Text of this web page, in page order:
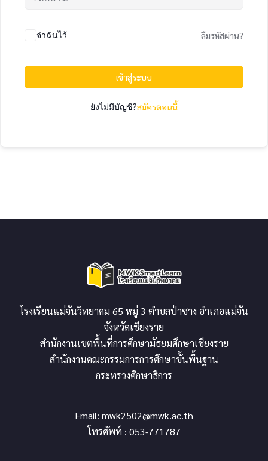
จำฉันไว้ ลืมรหัสผ่าน?
เข้าสู่ระบบ
ยังไม่มีบัญชี?สมัครตอนนี้
โรงเรียนแม่จันวิทยาคม 65 หมู่ 3 ตำบลป่าซาง อำเภอแม่จัน
จังหวัดเชียงราย
สำนักงานเขตพื้นที่การศึกษามัธยมศึกษาเชียงราย
สำนักงานคณะกรรมการการศึกษาขั้นพื้นฐาน
กระทรวงศึกษาธิการ
Email: mwk2502@mwk.ac.th
โทรศัพท์ : 053-771787